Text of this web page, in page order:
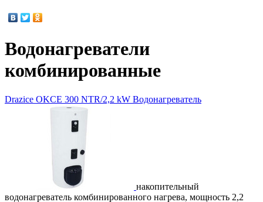
Водонагреватели
комбинированные
Drazice OKCE 300 NTR/2,2 kW Водонагреватель
накопительный
водонагреватель комбинированного нагрева, мощность 2,2